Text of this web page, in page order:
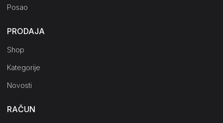
Posao
PRODAJA
Shop
Kategorije
Novosti
RAČUN